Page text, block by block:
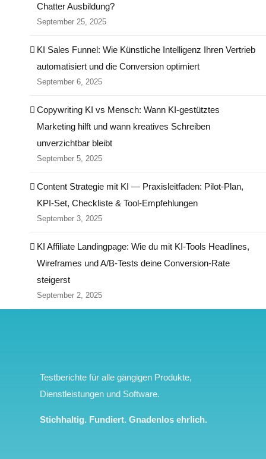
Chatter Ausbildung?
September 25, 2025
KI Sales Funnel: Wie Künstliche Intelligenz Ihren Vertrieb
automatisiert und die Conversion optimiert
September 6, 2025
Copywriting KI vs Mensch: Wann KI-gestütztes
Marketing hilft und wann kreatives Schreiben
unverzichtbar bleibt
September 5, 2025
Content Strategie mit KI — Praxisleitfaden: Pilot‑Plan,
KPI‑Set, Checkliste & Tool‑Empfehlungen
September 3, 2025
KI Affiliate Landingpage: Wie du mit KI-Tools Headlines,
Wireframes und A/B-Tests deine Conversion-Rate
steigerst
September 2, 2025
Testberichte für alle gängigen Produkte,
Dienstleistungen und Software.
Stichhaltig. Fundiert. Gnadenlos ehrlich.